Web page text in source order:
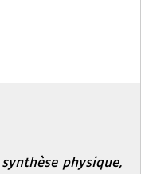
physique,